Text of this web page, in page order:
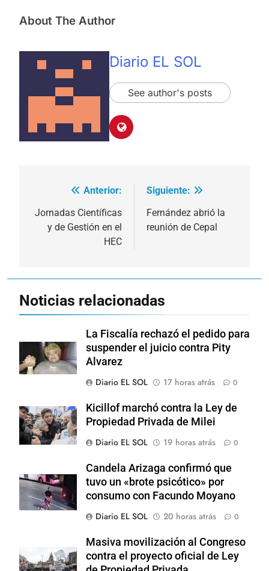
About The Author
Diario EL SOL
See author's posts
Navegación
de
entradas
Anterior:
Jornadas Científicas
y de Gestión en el
HEC
Siguiente:
Fernández abrió la
reunión de Cepal
Noticias relacionadas
La Fiscalía rechazó el pedido para
suspender el juicio contra Pity
Alvarez
Diario EL SOL
17 horas atrás 0
Kicillof marchó contra la Ley de
Propiedad Privada de Milei
Diario EL SOL
19 horas atrás 0
Candela Arizaga confirmó que
tuvo un «brote psicótico» por
consumo con Facundo Moyano
Diario EL SOL
20 horas atrás 0
Masiva movilización al Congreso
contra el proyecto oficial de Ley